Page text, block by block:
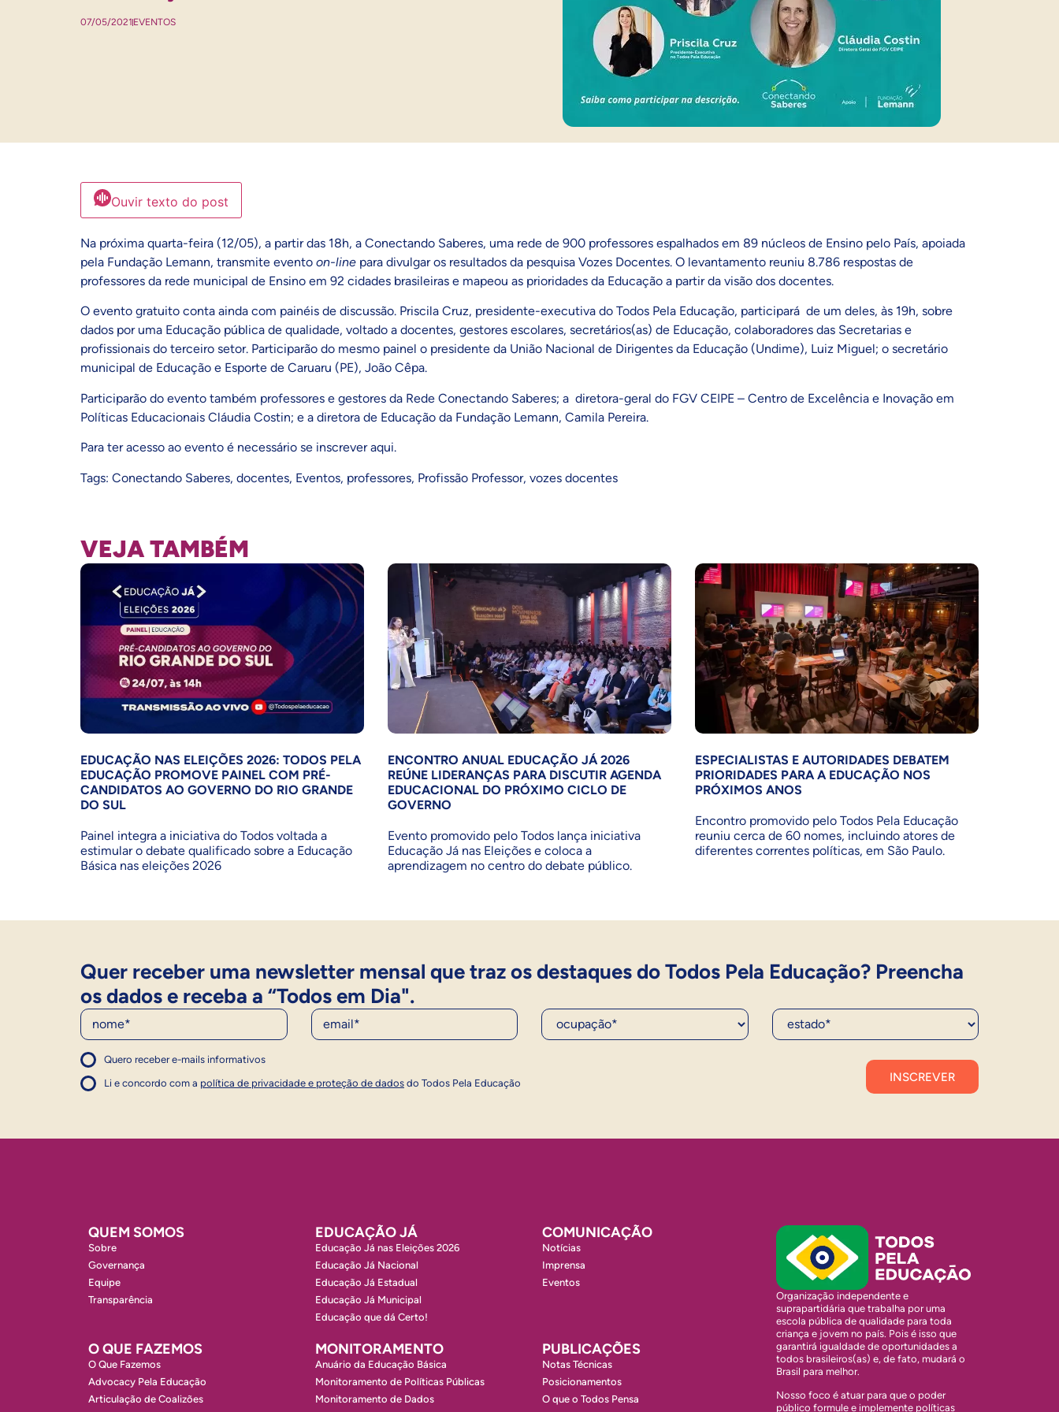
07/05/2021 EVENTOS
Ouvir texto do post
Na próxima quarta-feira (12/05), a partir das 18h, a Conectando Saberes, uma rede de 900 professores espalhados em 89 núcleos de Ensino pelo País, apoiada
pela Fundação Lemann, transmite evento on-line para divulgar os resultados da pesquisa Vozes Docentes. O levantamento reuniu 8.786 respostas de
professores da rede municipal de Ensino em 92 cidades brasileiras e mapeou as prioridades da Educação a partir da visão dos docentes.
O evento gratuito conta ainda com painéis de discussão. Priscila Cruz, presidente-executiva do Todos Pela Educação, participará de um deles, às 19h, sobre
dados por uma Educação pública de qualidade, voltado a docentes, gestores escolares, secretários(as) de Educação, colaboradores das Secretarias e
profissionais do terceiro setor. Participarão do mesmo painel o presidente da União Nacional de Dirigentes da Educação (Undime), Luiz Miguel; o secretário
municipal de Educação e Esporte de Caruaru (PE), João Cêpa.
Participarão do evento também professores e gestores da Rede Conectando Saberes; a diretora-geral do FGV CEIPE – Centro de Excelência e Inovação em
Políticas Educacionais Cláudia Costin; e a diretora de Educação da Fundação Lemann, Camila Pereira.
Para ter acesso ao evento é necessário se inscreveraqui.
Tags: Conectando Saberes, docentes, Eventos, professores, Profissão Professor, vozes docentes
VEJA TAMBÉM
EDUCAÇÃO NAS ELEIÇÕES 2026: TODOS PELA
EDUCAÇÃO PROMOVE PAINEL COM PRÉ-
CANDIDATOS AO GOVERNO DO RIO GRANDE
DO SUL
Painel integra a iniciativa do Todos voltada a
estimular o debate qualificado sobre a Educação
Básica nas eleições 2026
ENCONTRO ANUAL EDUCAÇÃO JÁ 2026
REÚNE LIDERANÇAS PARA DISCUTIR AGENDA
EDUCACIONAL DO PRÓXIMO CICLO DE
GOVERNO
Evento promovido pelo Todos lança iniciativa
Educação Já nas Eleições e coloca a
aprendizagem no centro do debate público.
ESPECIALISTAS E AUTORIDADES DEBATEM
PRIORIDADES PARA A EDUCAÇÃO NOS
PRÓXIMOS ANOS
Encontro promovido pelo Todos Pela Educação
reuniu cerca de 60 nomes, incluindo atores de
diferentes correntes políticas, em São Paulo.
Quer receber uma newsletter mensal que traz os destaques do Todos Pela Educação? Preencha
os dados e receba a “Todos em Dia".
Nome E-Mail Ocupação* Estado*
Quero receber e-mails informativos
1
Concordo com a política
Concordo com a política
Li e concordo com a política de privacidade e proteção de dados do Todos Pela Educação
1
QUEM SOMOS
Sobre
Governança
Equipe
Transparência
EDUCAÇÃO JÁ
Educação Já nas Eleições 2026
Educação Já Nacional
Educação Já Estadual
Educação Já Municipal
Educação que dá Certo!
COMUNICAÇÃO
Notícias
Imprensa
Eventos
O QUE FAZEMOS
O Que Fazemos
Advocacy Pela Educação
Articulação de Coalizões
MONITORAMENTO
Anuário da Educação Básica
Monitoramento de Políticas Públicas
Monitoramento de Dados
PUBLICAÇÕES
Notas Técnicas
Posicionamentos
O que o Todos Pensa
Organização independente e
suprapartidária que trabalha por uma
escola pública de qualidade para toda
criança e jovem no país. Pois é isso que
garantirá igualdade de oportunidades a
todos brasileiros(as) e, de fato, mudará o
Brasil para melhor.
Nosso foco é atuar para que o poder
público formule e implemente políticas